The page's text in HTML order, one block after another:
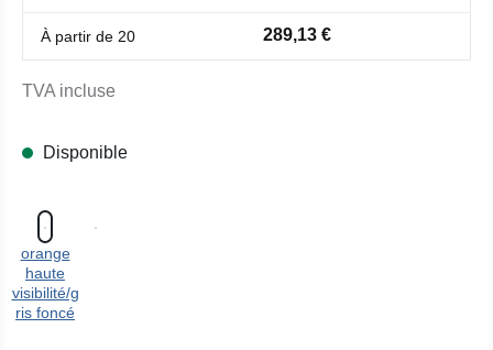
À partir de 20 289,13 €
TVA incluse
Disponible
orange
haute
visibilité/g
ris foncé